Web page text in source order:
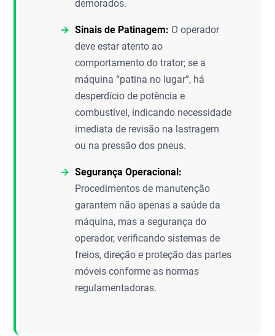
demorados.
Sinais de Patinagem: O operador
deve estar atento ao
comportamento do trator; se a
máquina “patina no lugar”, há
desperdício de potência e
combustível, indicando necessidade
imediata de revisão na lastragem
ou na pressão dos pneus.
Segurança Operacional:
Procedimentos de manutenção
garantem não apenas a saúde da
máquina, mas a segurança do
operador, verificando sistemas de
freios, direção e proteção das partes
móveis conforme as normas
regulamentadoras.